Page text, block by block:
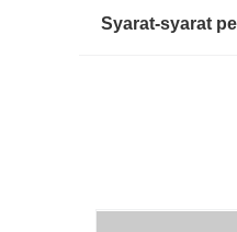
Syarat-syarat